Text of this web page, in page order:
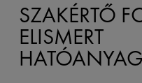
SZAKÉRTŐ
ELISMERT